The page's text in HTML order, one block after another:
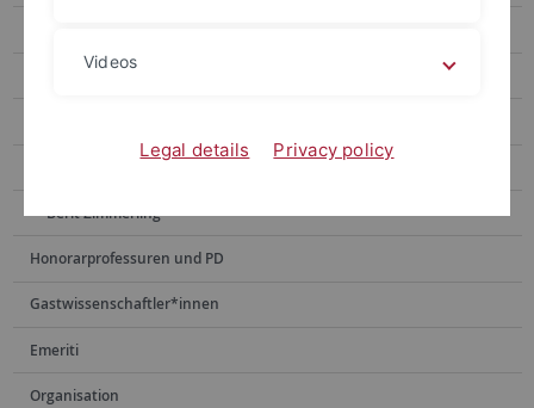
Helen Franziska Veit
Ann-Marie Wohlfarth
Berit Zimmerling
Honorarprofessuren und PD
Gastwissenschaftler*innen
Emeriti
Organisation
Videos
Legal details Privacy policy